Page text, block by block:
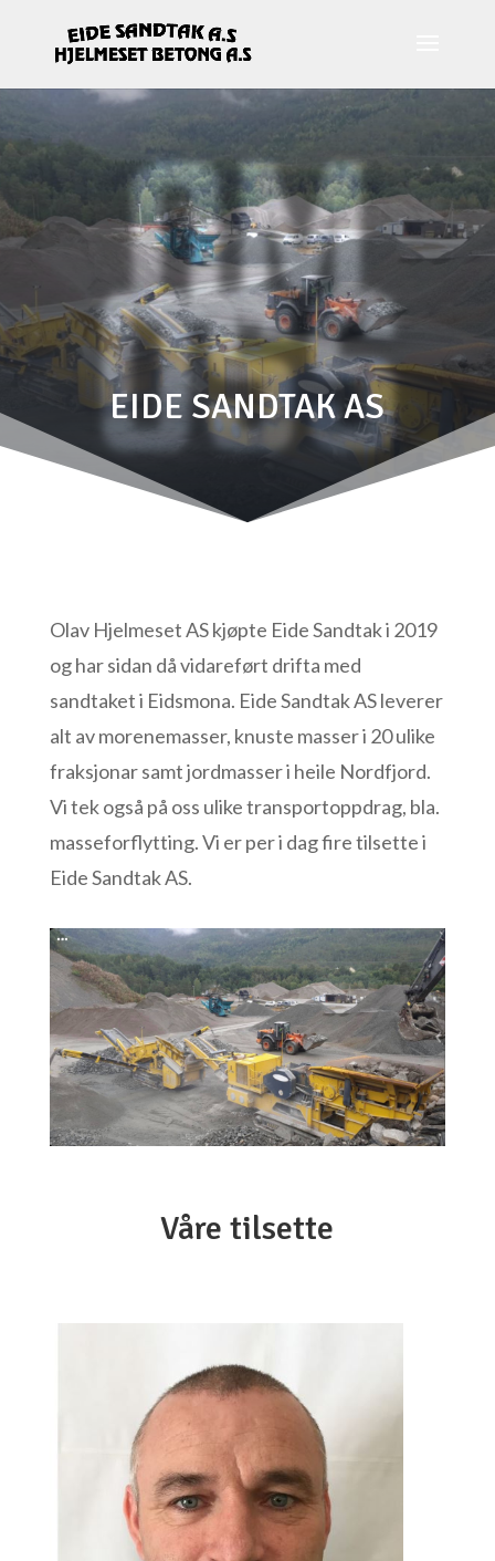
OM
OSS
EIDE SANDTAK AS
Olav Hjelmeset AS kjøpte Eide Sandtak i 2019
og har sidan då vidareført drifta med
sandtaket i Eidsmona. Eide Sandtak AS leverer
alt av morenemasser, knuste masser i 20 ulike
fraksjonar samt jordmasser i heile Nordfjord.
Vi tek også på oss ulike transportoppdrag, bla.
masseforflytting. Vi er per i dag fire tilsette i
Eide Sandtak AS.
Våre tilsette